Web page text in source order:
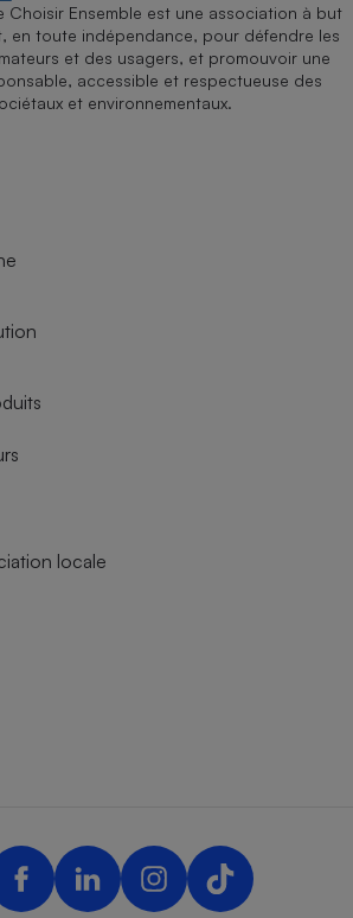
Choisir Ensemble est une association à but
en toute indépendance, pour défendre les
et des usagers, et promouvoir une
accessible et respectueuse des
et environnementaux.
locale